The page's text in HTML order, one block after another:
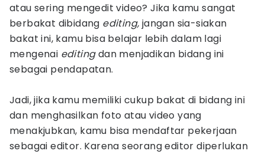
atau sering mengedit video? Jika kamu sangat
berbakat dibidang editing, jangan sia-siakan
bakat ini, kamu bisa belajar lebih dalam lagi
mengenai editingdan menjadikan bidang ini
sebagai pendapatan.
Jadi, jika kamu memiliki cukup bakat di bidang ini
dan menghasilkan foto atau video yang
menakjubkan, kamu bisa mendaftar pekerjaan
sebagai editor. Karena seorang editor diperlukan